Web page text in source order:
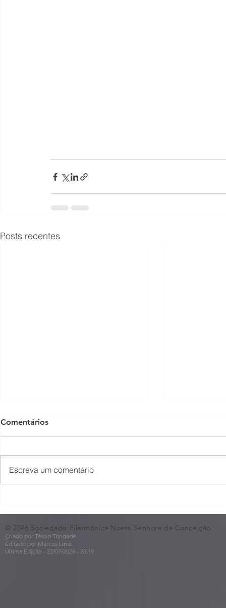
Posts recentes
🎵🎶
ao Dia dos
Comentários
Escreva um comentário
© 2026 Sociedade Filarmônica Nossa Senhora da Conceição.
Criado por Tássio Trindade
Editado por Marcos Lima
Última Edição - 22/07/2026 - 23:19